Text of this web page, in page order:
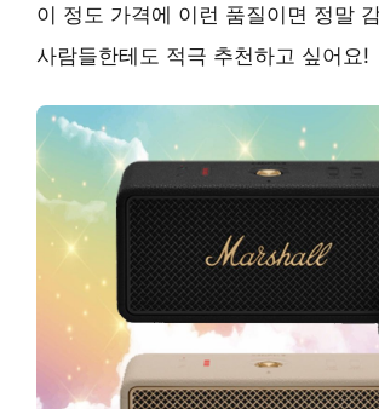
이 정도 가격에 이런 품질이면 정말
사람들한테도 적극 추천하고 싶어요!